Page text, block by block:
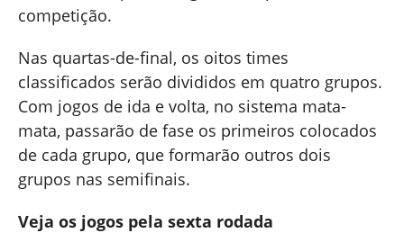
competição.
Nas quartas-de-final, os oitos times
classificados serão divididos em quatro grupos.
Com jogos de ida e volta, no sistema mata-
mata, passarão de fase os primeiros colocados
de cada grupo, que formarão outros dois
grupos nas semifinais.
Veja os jogos pela sexta rodada